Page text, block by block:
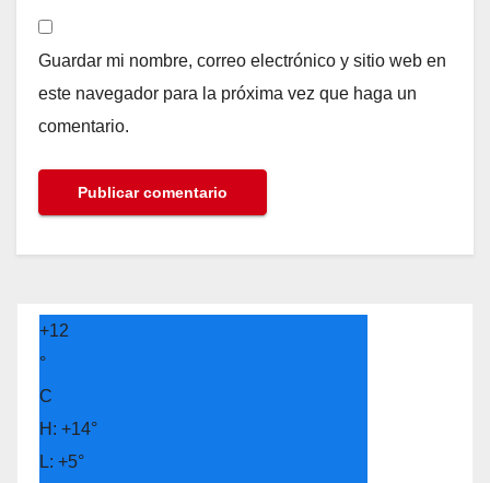
Guardar mi nombre, correo electrónico y sitio web en
este navegador para la próxima vez que haga un
comentario.
+12
°
C
H: +14°
L: +5°